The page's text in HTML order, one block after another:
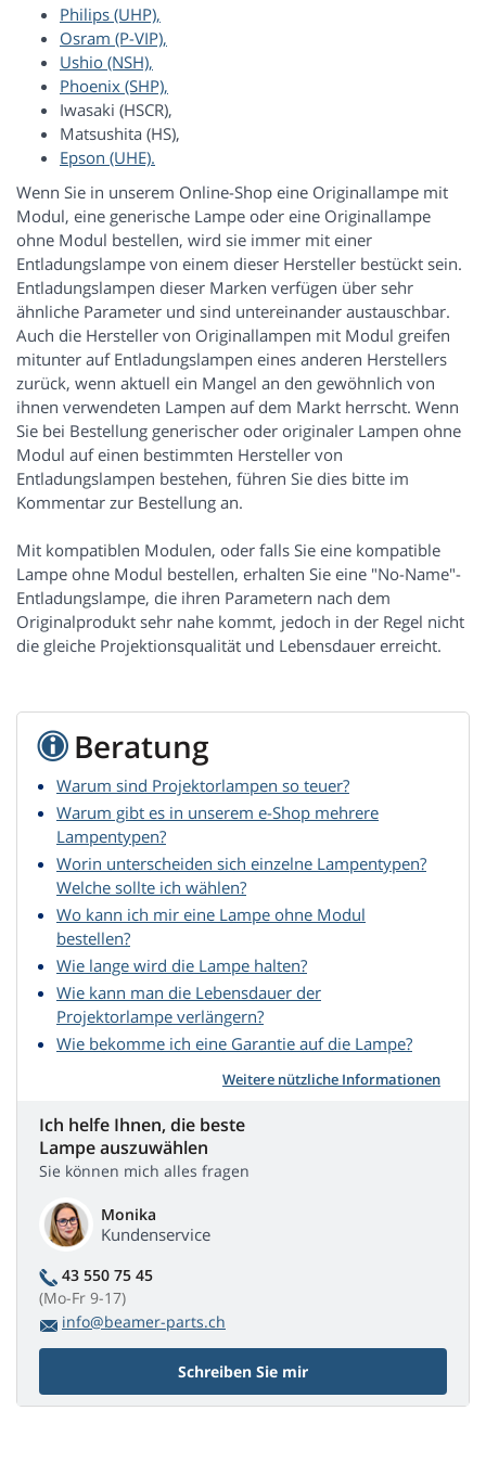
Philips (UHP),
Osram (P-VIP),
Ushio (NSH),
Phoenix (SHP),
Iwasaki (HSCR),
Matsushita (HS),
Epson (UHE).
Wenn Sie in unserem Online-Shop eine Originallampe mit
Modul, eine generische Lampe oder eine Originallampe
ohne Modul bestellen, wird sie immer mit einer
Entladungslampe von einem dieser Hersteller bestückt sein.
Entladungslampen dieser Marken verfügen über sehr
ähnliche Parameter und sind untereinander austauschbar.
Auch die Hersteller von Originallampen mit Modul greifen
mitunter auf Entladungslampen eines anderen Herstellers
zurück, wenn aktuell ein Mangel an den gewöhnlich von
ihnen verwendeten Lampen auf dem Markt herrscht. Wenn
Sie bei Bestellung generischer oder originaler Lampen ohne
Modul auf einen bestimmten Hersteller von
Entladungslampen bestehen, führen Sie dies bitte im
Kommentar zur Bestellung an.
Mit kompatiblen Modulen, oder falls Sie eine kompatible
Lampe ohne Modul bestellen, erhalten Sie eine "No-Name"-
Entladungslampe, die ihren Parametern nach dem
Originalprodukt sehr nahe kommt, jedoch in der Regel nicht
die gleiche Projektionsqualität und Lebensdauer erreicht.
Beratung
Warum sind Projektorlampen so teuer?
Warum gibt es in unserem e-Shop mehrere
Lampentypen?
Worin unterscheiden sich einzelne Lampentypen?
Welche sollte ich wählen?
Wo kann ich mir eine Lampe ohne Modul
bestellen?
Wie lange wird die Lampe halten?
Wie kann man die Lebensdauer der
Projektorlampe verlängern?
Wie bekomme ich eine Garantie auf die Lampe?
Weitere nützliche Informationen
Ich helfe Ihnen, die beste
Lampe auszuwählen
Sie können mich alles fragen
Monika
Kundenservice
43 550 75 45
(Mo-Fr 9-17)
info@beamer-parts.ch
Schreiben Sie mir